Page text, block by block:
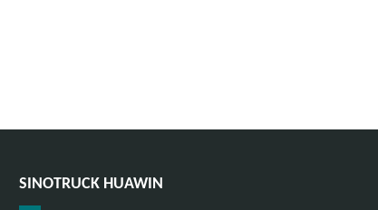
SINOTRUCK HUAWIN